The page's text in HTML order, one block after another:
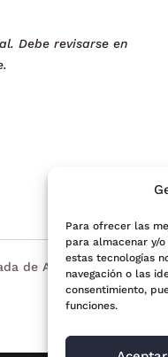
Para ofrecer las
para almacenar y/
estas tecnologías
navegación o las
consentimiento,
funciones.
Debe revisarse en
de Adara Legal. Tiene